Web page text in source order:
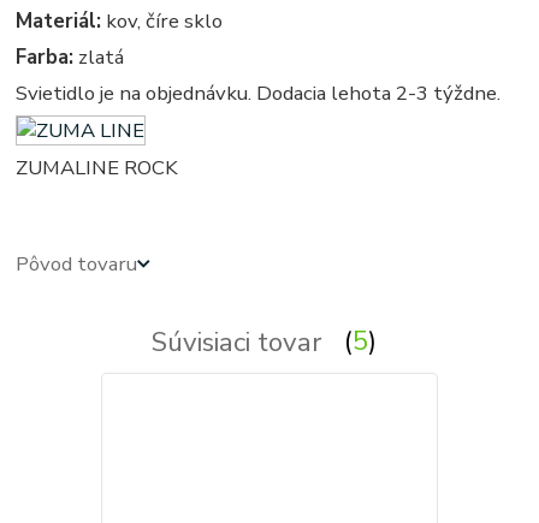
Materiál: kov, číre sklo
Farba: zlatá
Svietidlo je na objednávku. Dodacia lehota 2-3 týždne.
ZUMALINE ROCK
Pôvod tovaru
Súvisiaci tovar 5